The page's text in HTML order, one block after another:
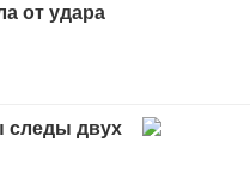
от удара
следы двух